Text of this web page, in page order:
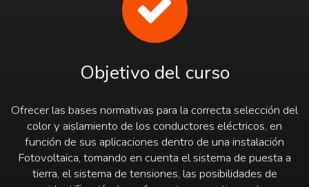
Objetivo del curso
Ofrecer las bases normativas para la correcta selección del
color y aislamiento de los conductores eléctricos, en
función de sus aplicaciones dentro de una instalación
Fotovoltaica, tomando en cuenta el sistema de puesta a
tierra, el sistema de tensiones, las posibilidades de